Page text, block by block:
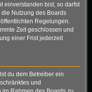
einverstanden bist, so darfst
Nutzung des Boards
Regelungen.
Zeit geschlossen und
einer Frist jederzeit
du dem Betreiber ein
und